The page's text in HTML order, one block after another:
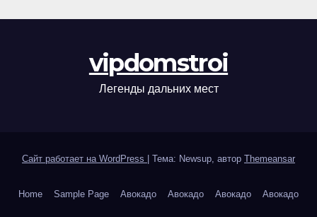
vipdomstroi
Легенды дальних мест
Сайт работает на WordPress Тема: Newsup, автор Themeansar
Home Sample Page Авокадо Авокадо Авокадо Авокадо